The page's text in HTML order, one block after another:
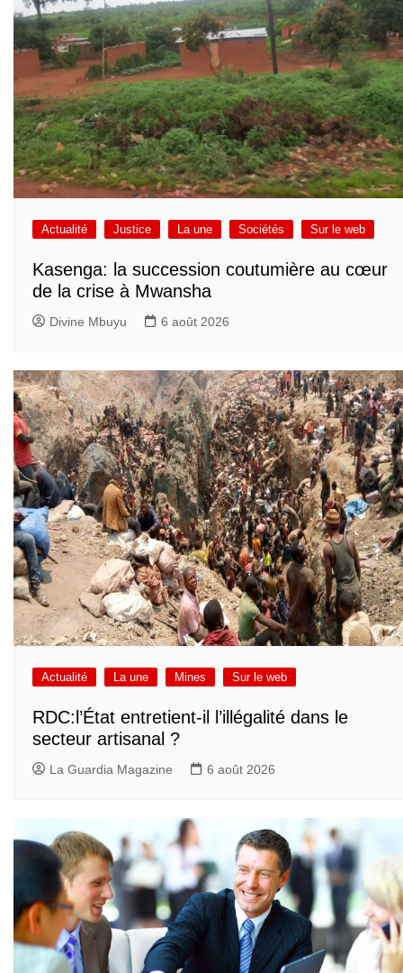
Actualité Justice La une Sociétés Sur le web
Kasenga: la succession coutumière au cœur
de la crise à Mwansha
Divine Mbuyu 6 août 2026
Actualité La une Mines Sur le web
RDC:l’État entretient-il l’illégalité dans le
secteur artisanal ?
La Guardia Magazine 6 août 2026